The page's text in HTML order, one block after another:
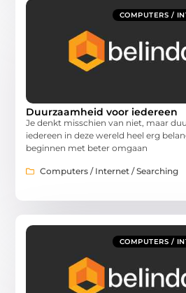
COMPUTERS /
Duurzaamheid voor iedereen
Je denkt misschien van niet, maar
iedereen in deze wereld heel erg
beginnen met beter omgaan
Computers / Internet / Searching
COMPUTERS /